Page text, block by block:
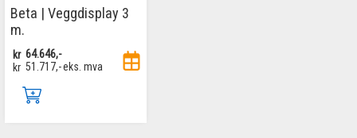
Beta | Veggdisplay 3
m.
kr 64.646,-
kr 51.717,-eks. mva